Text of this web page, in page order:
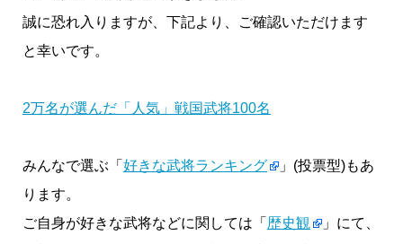
誠に恐れ入りますが、下記より、ご確認いただけます
と幸いです。
2万名が選んだ「人気」戦国武将100名
みんなで選ぶ「 好きな武将ランキング
」(投票型)もあ
ります。
ご自身が好きな武将などに関しては「 歴史観
」にて、